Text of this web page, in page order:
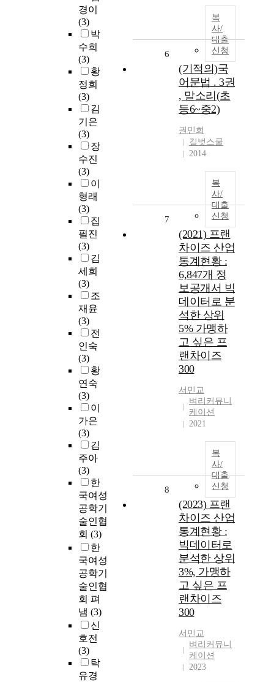
경이
(3)
박
수희
(3)
황
정희
(3)
김
기은
(3)
장
수진
(3)
이
형래
(3)
집
필진
(3)
김
세희
(3)
조
재윤
(3)
전
인숙
(3)
황
연숙
(3)
이
가은
(3)
김
주아
(3)
한
국여성
공학기
술인협
회 (3)
한
국여성
공학기
술인협
회 펴
냄 (3)
신
호전
(3)
탁
유경
복
사/
대출
신청
6
(기적의)국
어문법 . 3권
, 말소리(초
등6~중2)
권민희
길벗스쿨
2014
복
사/
대출
신청
7
(2021) 프랜
차이즈 산업
통계현황 :
6,847개 정
보공개서 빅
데이터로 분
석한 상위
5% 가맹하
고 싶은 프
랜차이즈
300
서민교
벼리커뮤니
케이션
2021
복
사/
대출
신청
8
(2023) 프랜
차이즈 산업
통계현황 :
빅데이터로
분석한 상위
3%, 가맹하
고 싶은 프
랜차이즈
300
서민교
벼리커뮤니
케이션
2023